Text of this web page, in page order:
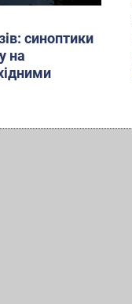
синоптики
на